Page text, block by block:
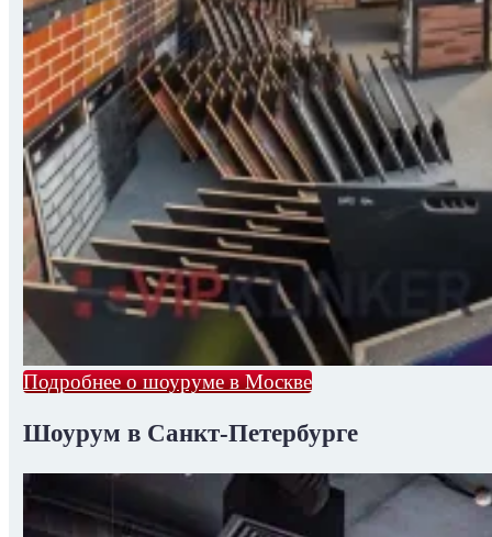
Подробнее о шоуруме в Москве
Шоурум в Санкт-Петербурге